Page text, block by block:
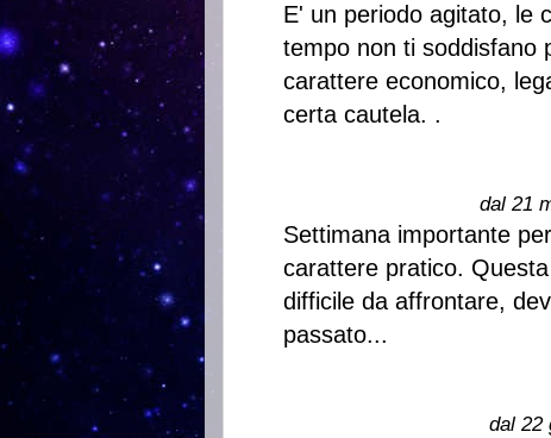
E' un periodo agitato, le
tempo non ti soddisfano
carattere economico,
certa cautela. .
dal 21
Settimana importante
carattere pratico.
difficile da affrontare,
passato...
dal 22